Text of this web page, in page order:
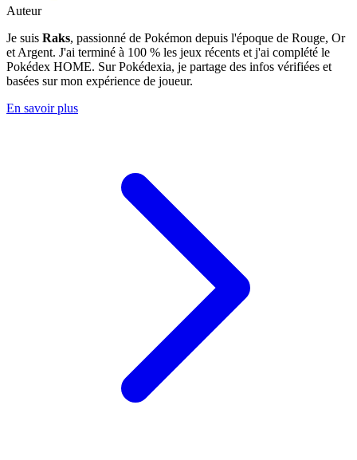
Auteur
Je suis Raks, passionné de Pokémon depuis l'époque de Rouge, Or
et Argent. J'ai terminé à 100 % les jeux récents et j'ai complété le
Pokédex HOME. Sur Pokédexia, je partage des infos vérifiées et
basées sur mon expérience de joueur.
En savoir plus